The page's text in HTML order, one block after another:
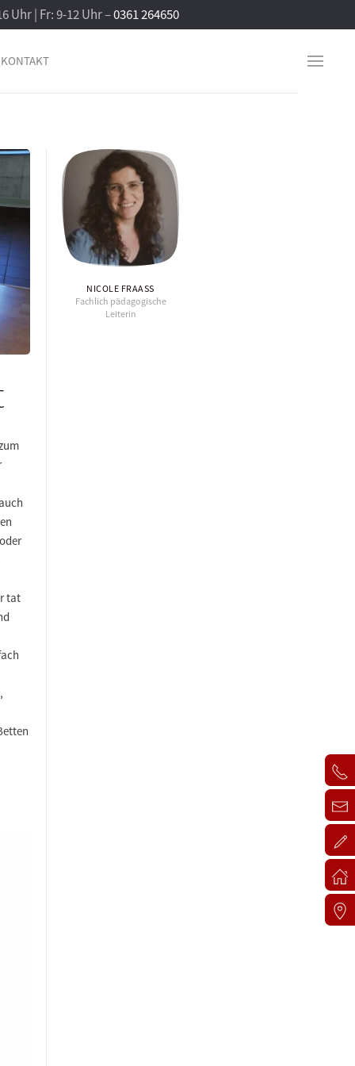
Uhr | Fr: 9-12 Uhr –0361 264650
KONTAKT
tat
NICOLE FRAASS
Fachlich pädagogische
Leiterin